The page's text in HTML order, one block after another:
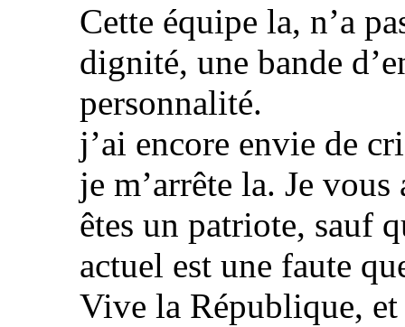
Cette équipe la, n’a
dignité, une bande
personnalité.
j’ai encore envie de
je m’arrête la. Je
êtes un patriote, sauf
actuel est une faute
Vive la République,